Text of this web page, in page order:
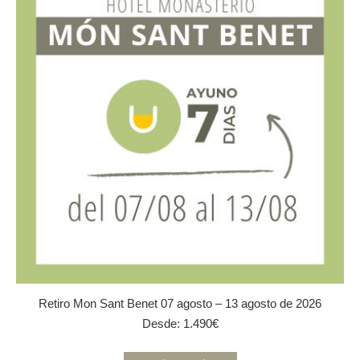
opciones
se
pueden
elegir
la
producto
Retiro Mon Sant Benet 07 agosto – 13 agosto de 2026
Desde: 1.490€